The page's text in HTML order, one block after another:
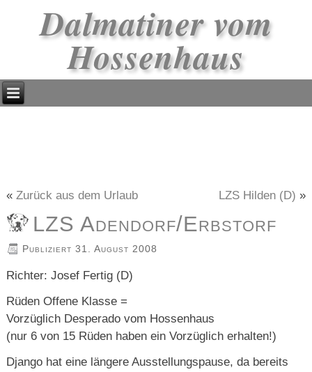
Dalmatiner vom
Hossenhaus
«Zurück aus dem Urlaub LZS Hilden (D) »
LZS Adendorf/Erbstorf
Publiziert 31. August 2008
Richter: Josef Fertig (D)
Rüden Offene Klasse =
Vorzüglich Desperado vom Hossenhaus
(nur 6 von 15 Rüden haben ein Vorzüglich erhalten!)
Django hat eine längere Ausstellungspause, da bereits